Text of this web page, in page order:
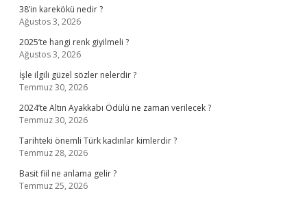
38’in karekökü nedir ?
Ağustos 3, 2026
2025’te hangi renk giyilmeli ?
Ağustos 3, 2026
İşle ilgili güzel sözler nelerdir ?
Temmuz 30, 2026
2024’te Altın Ayakkabı Ödülü ne zaman verilecek ?
Temmuz 30, 2026
Tarihteki önemli Türk kadınlar kimlerdir ?
Temmuz 28, 2026
Basit fiil ne anlama gelir ?
Temmuz 25, 2026